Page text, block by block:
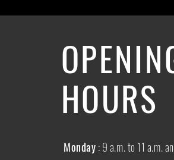
HOURS
Monday: 9 a.m. to 11 a.m.